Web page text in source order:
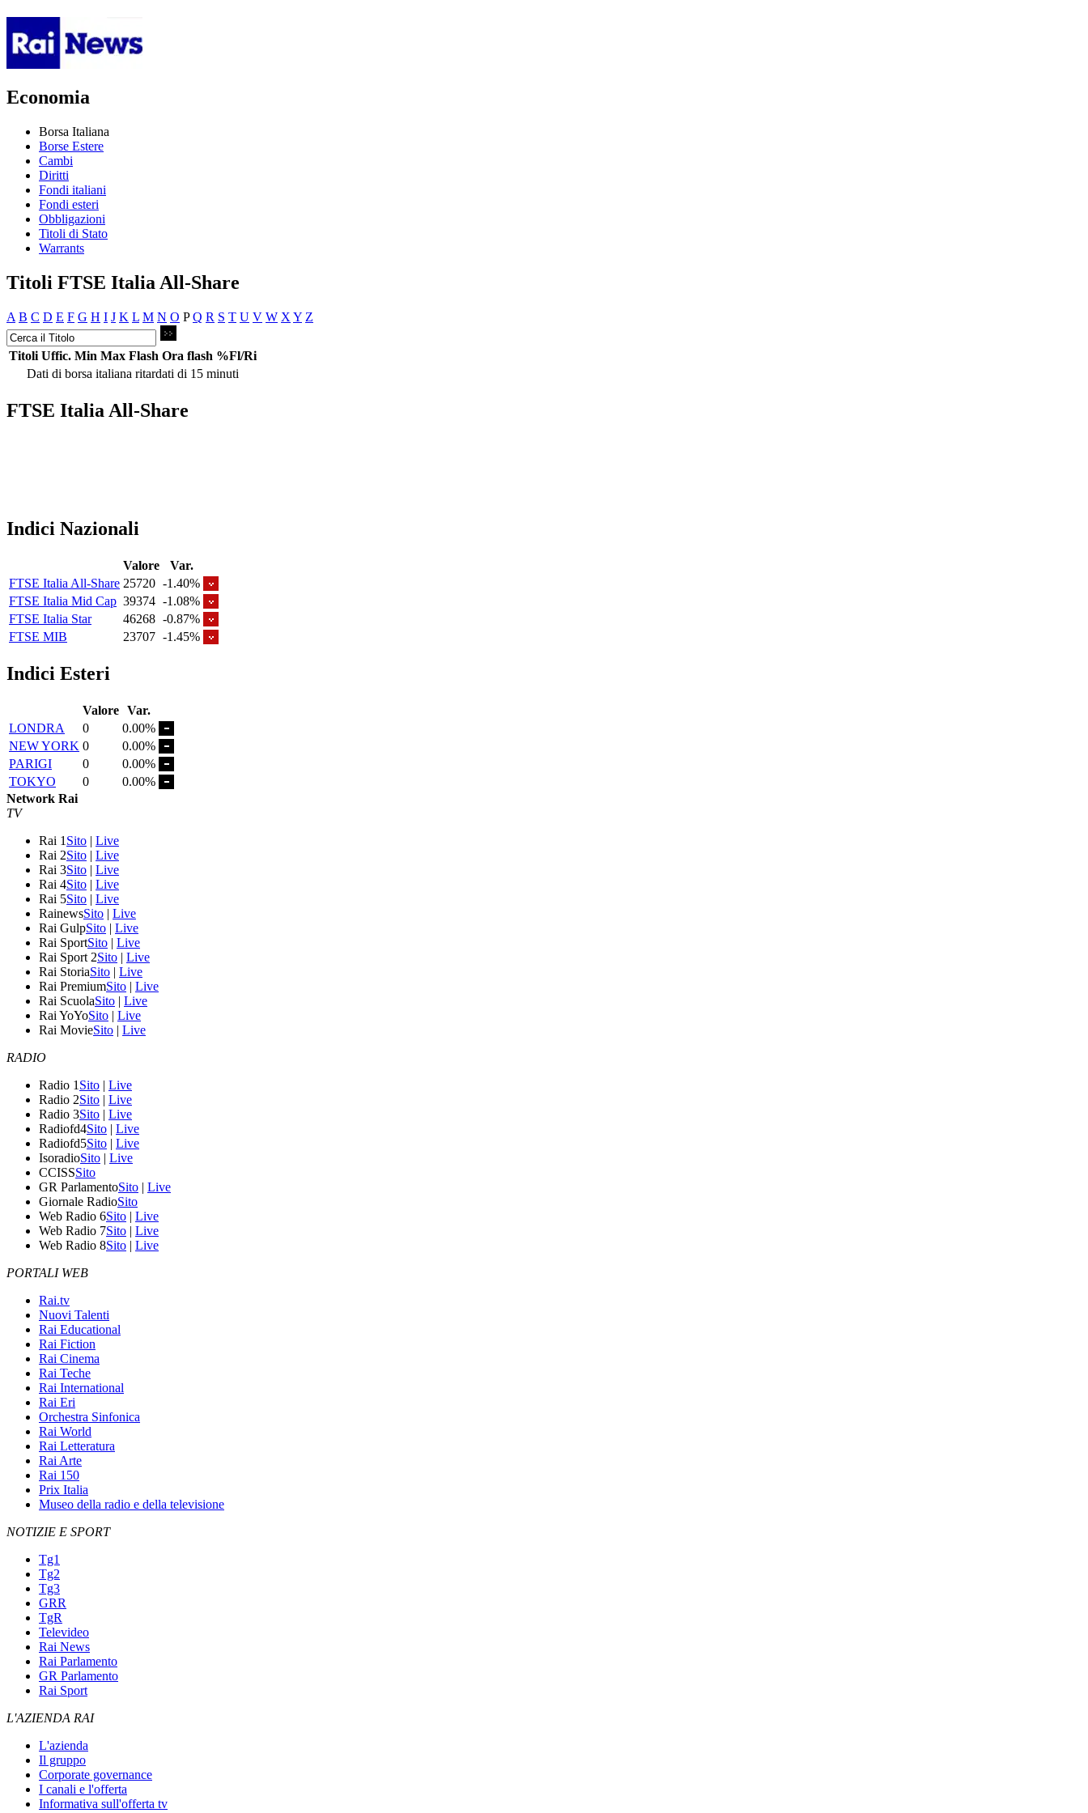
Economia
Borsa Italiana
Borse Estere
Cambi
Diritti
Fondi italiani
Fondi esteri
Obbligazioni
Titoli di Stato
Warrants
Titoli FTSE Italia All-Share
A B C D E F G H I J K L M N O PQ R S T U V W X Y Z
Titoli Uffic. Min Max Flash Ora flash %Fl/Ri
Dati di borsa italiana ritardati di 15 minuti
FTSE Italia All-Share
Indici Nazionali
Valore
Var.
FTSE Italia All-Share 25720 -1.40%
FTSE Italia Mid Cap 39374 -1.08%
FTSE Italia Star
46268 -0.87%
FTSE MIB
23707 -1.45%
Indici Esteri
Valore Var.
LONDRA
0
0.00%
NEW YORK 0
0.00%
PARIGI
0
0.00%
TOKYO
0
0.00%
Network Rai
TV
Rai 1 Sito | Live
Rai 2Sito | Live
Rai 3Sito | Live
Rai 4Sito | Live
Rai 5Sito | Live
RainewsSito | Live
Rai GulpSito | Live
Rai SportSito | Live
Rai Sport 2Sito | Live
Rai StoriaSito | Live
Rai PremiumSito | Live
Rai ScuolaSito | Live
Rai YoYoSito | Live
Rai MovieSito | Live
RADIO
Radio 1 Sito | Live
Radio 2Sito | Live
Radio 3Sito | Live
Radiofd4Sito | Live
Radiofd5Sito | Live
IsoradioSito | Live
CCISSSito
GR ParlamentoSito | Live
Giornale RadioSito
Web Radio 6Sito | Live
Web Radio 7Sito | Live
Web Radio 8Sito | Live
PORTALI WEB
Rai.tv
Nuovi Talenti
Rai Educational
Rai Fiction
Rai Cinema
Rai Teche
Rai International
Rai Eri
Orchestra Sinfonica
Rai World
Rai Letteratura
Rai Arte
Rai 150
Prix Italia
Museo della radio e della televisione
NOTIZIE E SPORT
Tg1
Tg2
Tg3
GRR
TgR
Televideo
Rai News
Rai Parlamento
GR Parlamento
Rai Sport
L'AZIENDA RAI
L'azienda
Il gruppo
Corporate governance
I canali e l'offerta
Informativa sull'offerta tv